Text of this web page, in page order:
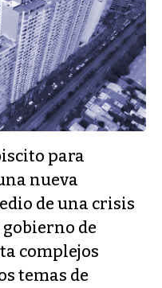
para
nueva
de una crisis
de
complejos
temas de